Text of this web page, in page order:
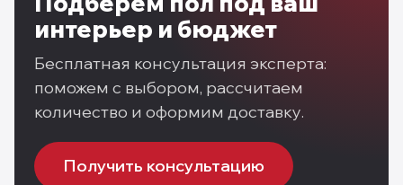
интерьер и бюджет
Бесплатная консультация эксперта:
поможем с выбором, рассчитаем
количество и оформим доставку.
Получить консультацию